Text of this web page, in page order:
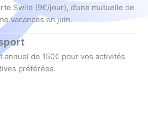
Swile (9€/jour), d’une mutuelle de
vacances en juin.
de 150€ pour vos activités
préférées.